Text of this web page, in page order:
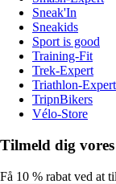
Sneak'In
Sneakids
Sport is good
Training-Fit
Trek-Expert
Triathlon-Expert
TripnBikers
Vélo-Store
Tilmeld dig
Få 10 % rabat ved at